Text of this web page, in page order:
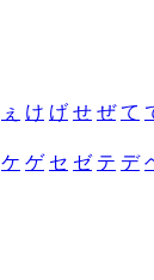
ぇ け げ せ ぜ て
ケ ゲ セ ゼ テ デ